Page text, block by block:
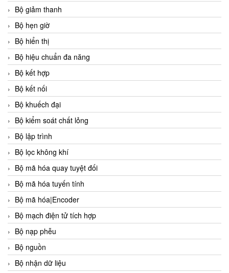
Bộ giảm thanh
Bộ hẹn giờ
Bộ hiển thị
Bộ hiệu chuẩn đa năng
Bộ kết hợp
Bộ kết nối
Bộ khuếch đại
Bộ kiểm soát chất lỏng
Bộ lập trình
Bộ lọc không khí
Bộ mã hóa quay tuyệt đối
Bộ mã hóa tuyến tính
Bộ mã hóa|Encoder
Bộ mạch điện tử tích hợp
Bộ nạp phễu
Bộ nguồn
Bộ nhận dữ liệu